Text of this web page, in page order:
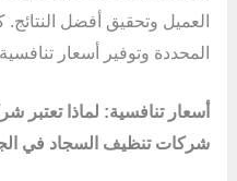
العميل وتحقيق أفضل النتائج.
المحددة وتوفير أسعار
أسعار تنافسية: لماذا
شركات تنظيف السجاد في